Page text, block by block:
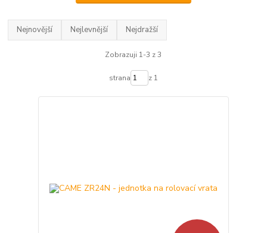
Nejnovější Nejlevnější Nejdražší
Zobrazuji 1-3 z 3
strana z 1